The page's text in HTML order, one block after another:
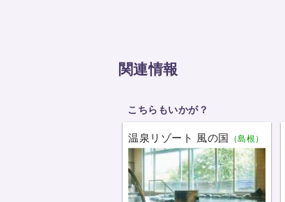
関連情報
こちらもいかが？
温泉リゾート 風の国 （島根）